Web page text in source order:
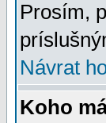
Prosím,
Návrat
Koho